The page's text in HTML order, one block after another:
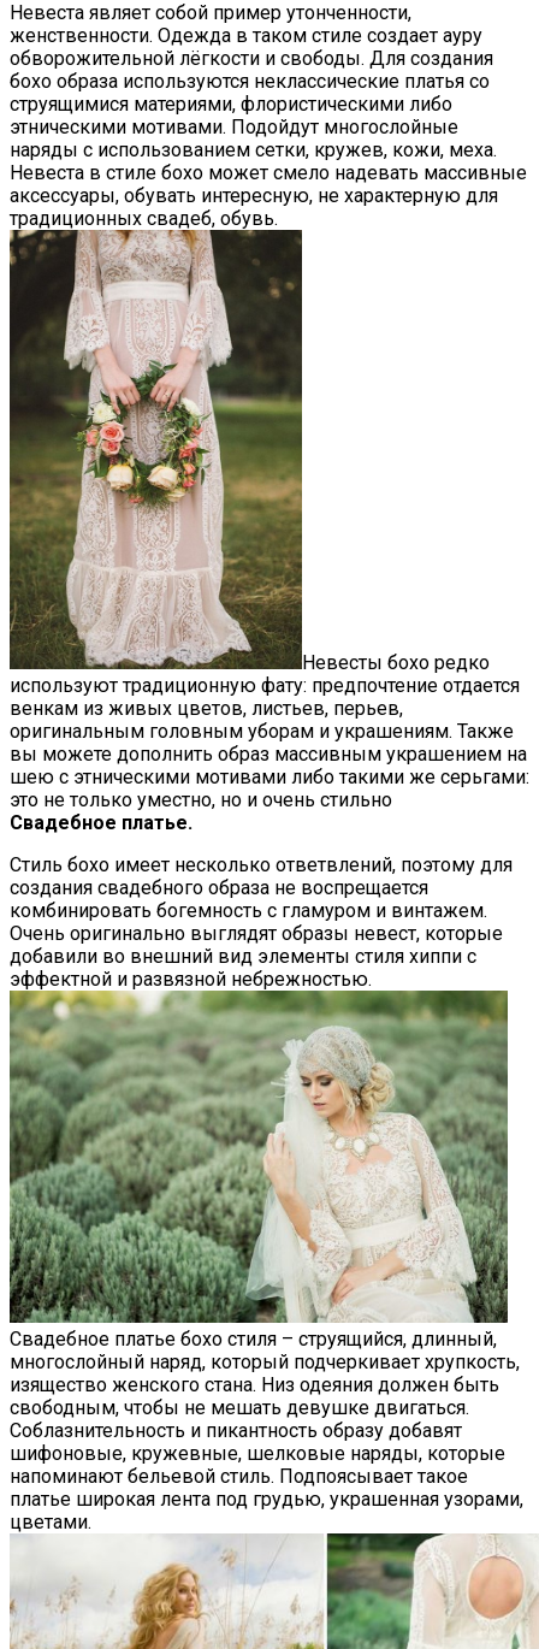
Невеста являет собой пример утонченности,
женственности. Одежда в таком стиле создает ауру
обворожительной лёгкости и свободы. Для создания
бохо образа используются неклассические платья со
струящимися материями, флористическими либо
этническими мотивами. Подойдут многослойные
наряды с использованием сетки, кружев, кожи, меха.
Невеста в стиле бохо может смело надевать массивные
аксессуары, обувать интересную, не характерную для
традиционных свадеб, обувь.
Невесты бохо редко
используют традиционную фату: предпочтение отдается
венкам из живых цветов, листьев, перьев,
оригинальным головным уборам и украшениям. Также
вы можете дополнить образ массивным украшением на
шею с этническими мотивами либо такими же серьгами:
это не только уместно, но и очень стильно
Свадебное платье.
Стиль бохо имеет несколько ответвлений, поэтому для
создания свадебного образа не воспрещается
комбинировать богемность с гламуром и винтажем.
Очень оригинально выглядят образы невест, которые
добавили во внешний вид элементы стиля хиппи с
эффектной и развязной небрежностью.
Свадебное платье бохо стиля – струящийся, длинный,
многослойный наряд, который подчеркивает хрупкость,
изящество женского стана. Низ одеяния должен быть
свободным, чтобы не мешать девушке двигаться.
Соблазнительность и пикантность образу добавят
шифоновые, кружевные, шелковые наряды, которые
напоминают бельевой стиль. Подпоясывает такое
платье широкая лента под грудью, украшенная узорами,
цветами.